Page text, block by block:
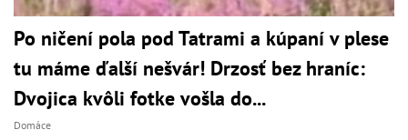
Po ničení pola pod Tatrami a kúpaní v plese
tu máme ďalší nešvár! Drzosť bez hraníc:
Dvojica kvôli fotke vošla do...
Domáce